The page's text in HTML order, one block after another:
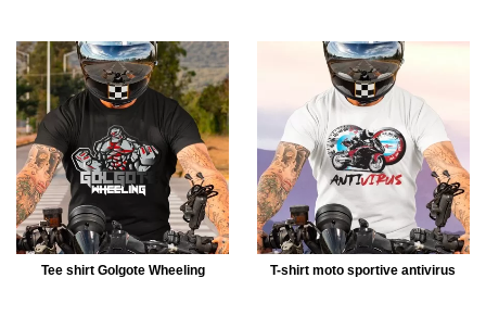
Tee shirt Golgote Wheeling T-shirt moto sportive antivirus